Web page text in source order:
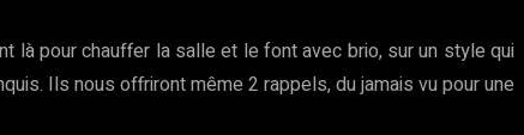
là pour chauffer la salle et le font avec brio, sur un style qui
Ils nous offriront même 2 rappels, du jamais vu pour une